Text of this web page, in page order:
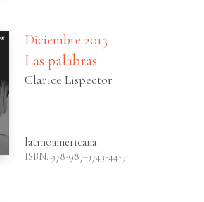
Diciembre 2015
Las palabras
Clarice Lispector
latinoamericana
ISBN: 978-987-3743-44-3